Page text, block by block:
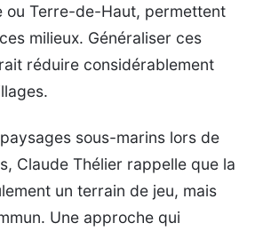
ou Terre-de-Haut, permettent
milieux. Généraliser ces
réduire considérablement
sous-marins lors de
Claude Thélier rappelle que la
un terrain de jeu, mais
Une approche qui